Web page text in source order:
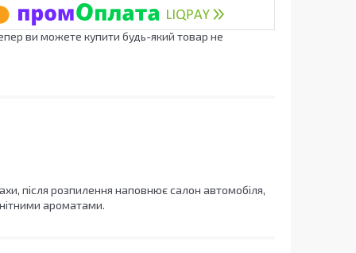
ви можете купити будь-який товар не
після розпилення наповнює салон автомобіля,
ароматами.